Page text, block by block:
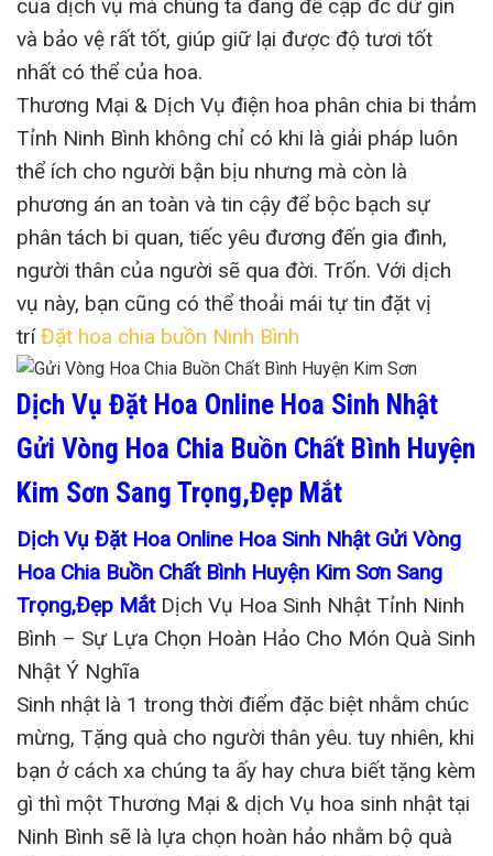
của dịch vụ mà chúng ta đang đề cập đc dữ gìn
và bảo vệ rất tốt, giúp giữ lại được độ tươi tốt
nhất có thể của hoa.
Thương Mại & Dịch Vụ điện hoa phân chia bi thảm
Tỉnh Ninh Bình không chỉ có khi là giải pháp luôn
thể ích cho người bận bịu nhưng mà còn là
phương án an toàn và tin cậy để bộc bạch sự
phân tách bi quan, tiếc yêu đương đến gia đình,
người thân của người sẽ qua đời. Trốn. Với dịch
vụ này, bạn cũng có thể thoải mái tự tin đặt vị
tríĐặt hoa chia buồn Ninh Bình
Dịch Vụ Đặt Hoa Online Hoa Sinh Nhật
Gửi Vòng Hoa Chia Buồn Chất Bình Huyện
Kim Sơn Sang Trọng,Đẹp Mắt
Dịch Vụ Đặt Hoa Online Hoa Sinh Nhật Gửi Vòng
Hoa Chia Buồn Chất Bình Huyện Kim Sơn Sang
Trọng,Đẹp Mắt Dịch Vụ Hoa Sinh Nhật Tỉnh Ninh
Bình – Sự Lựa Chọn Hoàn Hảo Cho Món Quà Sinh
Nhật Ý Nghĩa
Sinh nhật là 1 trong thời điểm đặc biệt nhằm chúc
mừng, Tặng quà cho người thân yêu. tuy nhiên, khi
bạn ở cách xa chúng ta ấy hay chưa biết tặng kèm
gì thì một Thương Mại & dịch Vụ hoa sinh nhật tại
Ninh Bình sẽ là lựa chọn hoàn hảo nhằm bộ quà